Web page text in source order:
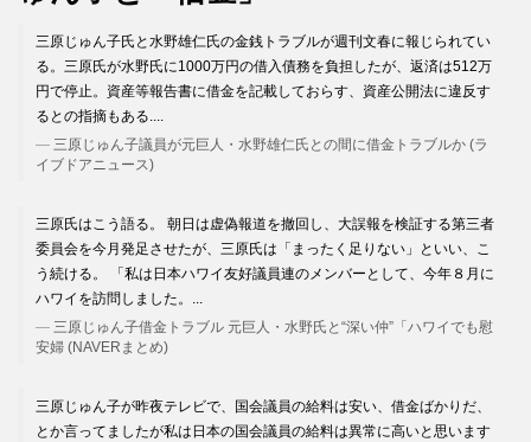
三原じゅん子氏と水野雄仁氏の金銭トラブルが週刊文春に報じられてい
る。三原氏が水野氏に1000万円の借入債務を負担したが、返済は512万
円で停止。資産等報告書に借金を記載しておらす、資産公開法に違反す
るとの指摘もある....
三原じゅん子議員が元巨人・水野雄仁氏との間に借金トラブルか (ラ
イブドアニュース)
三原氏はこう語る。 朝日は虚偽報道を撤回し、大誤報を検証する第三者
委員会を今月発足させたが、三原氏は「まったく足りない」といい、こ
う続ける。 「私は日本ハワイ友好議員連のメンバーとして、今年８月に
ハワイを訪問しました。...
三原じゅん子借金トラブル 元巨人・水野氏と“深い仲”「ハワイでも慰
安婦 (NAVERまとめ)
三原じゅん子が昨夜テレビで、国会議員の給料は安い、借金ばかりだ、
とか言ってましたが私は日本の国会議員の給料は異常に高いと思います